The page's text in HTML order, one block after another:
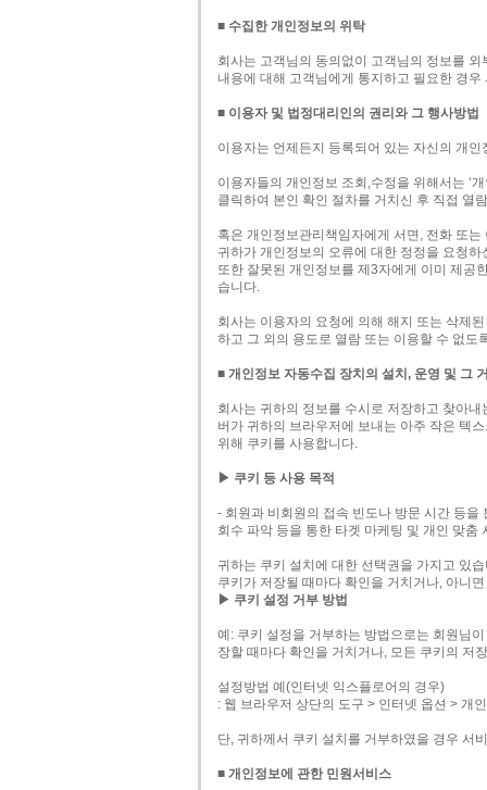
■ 수집한 개인정보의 위탁
회사는 고객님의 동의없이 고객님의 정보를
내용에 대해 고객님에게 통지하고 필요한 경
■ 이용자 및 법정대리인의 권리와 그 행사방법
이용자는 언제든지 등록되어 있는 자신의 개
이용자들의 개인정보 조회,수정을 위해서는 ‘
클릭하여 본인 확인 절차를 거치신 후 직접 열
혹은 개인정보관리책임자에게 서면, 전화 또
귀하가 개인정보의 오류에 대한 정정을 요청
또한 잘못된 개인정보를 제3자에게 이미 제공
습니다.
회사는 이용자의 요청에 의해 해지 또는 삭제
하고 그 외의 용도로 열람 또는 이용할 수 없도
■ 개인정보 자동수집 장치의 설치, 운영 및 그
회사는 귀하의 정보를 수시로 저장하고 찾아
버가 귀하의 브라우저에 보내는 아주 작은 텍
위해 쿠키를 사용합니다.
▶ 쿠키 등 사용 목적
- 회원과 비회원의 접속 빈도나 방문 시간 등
회수 파악 등을 통한 타겟 마케팅 및 개인 맞춤
귀하는 쿠키 설치에 대한 선택권을 가지고 있
쿠키가 저장될 때마다 확인을 거치거나, 아니
▶ 쿠키 설정 거부 방법
예: 쿠키 설정을 거부하는 방법으로는 회원님
장할 때마다 확인을 거치거나, 모든 쿠키의 저
설정방법 예(인터넷 익스플로어의 경우)
: 웹 브라우저 상단의 도구 > 인터넷 옵션 > 개
단, 귀하께서 쿠키 설치를 거부하였을 경우 서
■ 개인정보에 관한 민원서비스